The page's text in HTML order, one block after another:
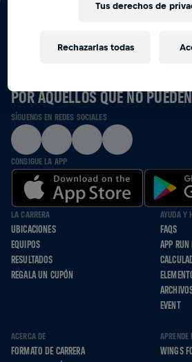
POR AQUELLOS QUE NO PUEDEN
SÍGUENOS EN REDES SOCIALES
CONSIGUE LA APP
LA CARRERA
UBICACIONES
EQUIPOS
RESULTADOS
REGALA UN CUPÓN
AYUDA Y
FAQS
APP RUN
EVENT
ACERCA DE
FORMATO DE CARRERA
APRENDE
WINGS
Tus derechos de
Rechazarlas todas